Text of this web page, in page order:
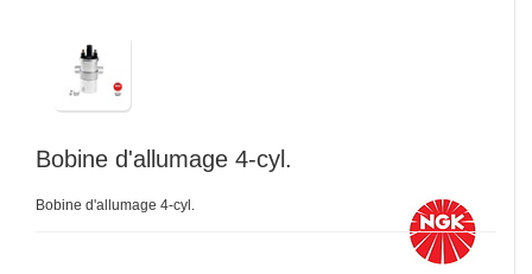
Bobine d'allumage 4-cyl.
Bobine d'allumage 4-cyl.